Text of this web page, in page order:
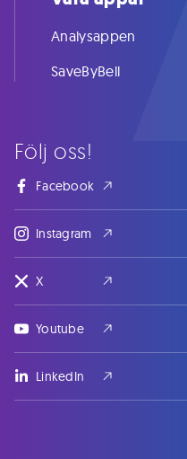
Följ oss!
Facebook
Instagram
X
Youtube
LinkedIn
Analysappen
SaveByBell